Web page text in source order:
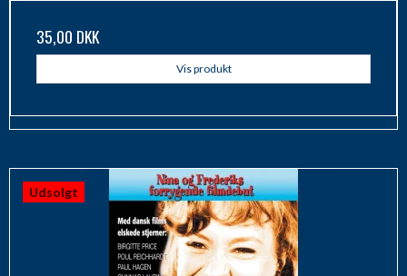
35,00 DKK
Vis produkt
Udsolgt